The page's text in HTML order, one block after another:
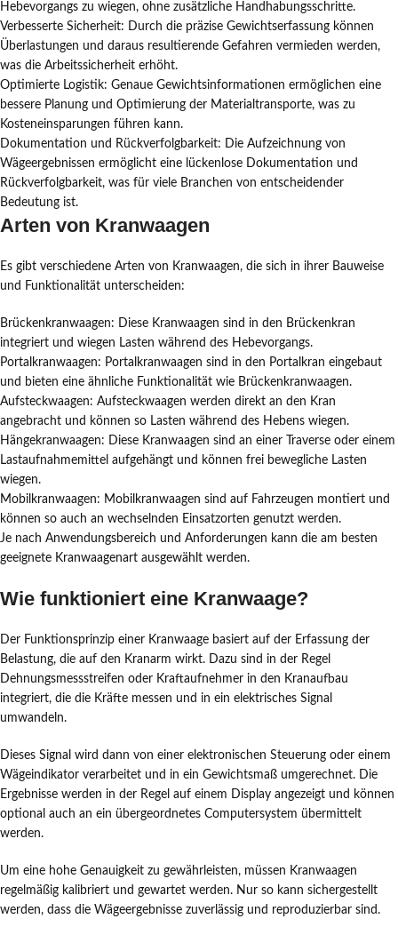
Hebevorgangs zu wiegen, ohne zusätzliche Handhabungsschritte.
Verbesserte Sicherheit: Durch die präzise Gewichtserfassung können
Überlastungen und daraus resultierende Gefahren vermieden werden,
was die Arbeitssicherheit erhöht.
Optimierte Logistik: Genaue Gewichtsinformationen ermöglichen eine
bessere Planung und Optimierung der Materialtransporte, was zu
Kosteneinsparungen führen kann.
Dokumentation und Rückverfolgbarkeit: Die Aufzeichnung von
Wägeergebnissen ermöglicht eine lückenlose Dokumentation und
Rückverfolgbarkeit, was für viele Branchen von entscheidender
Bedeutung ist.
Arten von Kranwaagen
Es gibt verschiedene Arten von Kranwaagen, die sich in ihrer Bauweise
und Funktionalität unterscheiden:
Brückenkranwaagen: Diese Kranwaagen sind in den Brückenkran
integriert und wiegen Lasten während des Hebevorgangs.
Portalkranwaagen: Portalkranwaagen sind in den Portalkran eingebaut
und bieten eine ähnliche Funktionalität wie Brückenkranwaagen.
Aufsteckwaagen: Aufsteckwaagen werden direkt an den Kran
angebracht und können so Lasten während des Hebens wiegen.
Hängekranwaagen: Diese Kranwaagen sind an einer Traverse oder einem
Lastaufnahmemittel aufgehängt und können frei bewegliche Lasten
wiegen.
Mobilkranwaagen: Mobilkranwaagen sind auf Fahrzeugen montiert und
können so auch an wechselnden Einsatzorten genutzt werden.
Je nach Anwendungsbereich und Anforderungen kann die am besten
geeignete Kranwaagenart ausgewählt werden.
Wie funktioniert eine Kranwaage?
Der Funktionsprinzip einer Kranwaage basiert auf der Erfassung der
Belastung, die auf den Kranarm wirkt. Dazu sind in der Regel
Dehnungsmessstreifen oder Kraftaufnehmer in den Kranaufbau
integriert, die die Kräfte messen und in ein elektrisches Signal
umwandeln.
Dieses Signal wird dann von einer elektronischen Steuerung oder einem
Wägeindikator verarbeitet und in ein Gewichtsmaß umgerechnet. Die
Ergebnisse werden in der Regel auf einem Display angezeigt und können
optional auch an ein übergeordnetes Computersystem übermittelt
werden.
Um eine hohe Genauigkeit zu gewährleisten, müssen Kranwaagen
regelmäßig kalibriert und gewartet werden. Nur so kann sichergestellt
werden, dass die Wägeergebnisse zuverlässig und reproduzierbar sind.